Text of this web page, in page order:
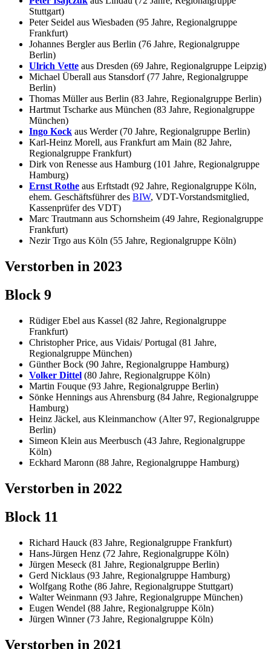
Stuttgart)
Peter Seidel aus Wiesbaden (95 Jahre, Regionalgruppe
Frankfurt)
Johannes Bergler aus Berlin (76 Jahre, Regionalgruppe
Berlin)
Ulrich Vette aus Dresden (69 Jahre, Regionalgruppe Leipzig)
Michael Überall aus Stansdorf (77 Jahre, Regionalgruppe
Berlin)
Thomas Müller aus Berlin (83 Jahre, Regionalgruppe Berlin)
Hartmut Tscharke aus München (83 Jahre, Regionalgruppe
München)
Ingo Kock aus Werder (70 Jahre, Regionalgruppe Berlin)
Karl-Heinz Morell, aus Frankfurt am Main (82 Jahre,
Regionalgruppe Frankfurt)
Dirk von Renesse aus Hamburg (101 Jahre, Regionalgruppe
Hamburg)
Ernst Rothe aus Erftstadt (92 Jahre, Regionalgruppe Köln,
ehem. Geschäftsführer des BIW, VDT-Vorstandsmitglied,
Kassenprüfer des VDT)
Marc Trautmann aus Schornsheim (49 Jahre, Regionalgruppe
Frankfurt)
Nezir Trgo aus Köln (55 Jahre, Regionalgruppe Köln)
Verstorben in 2023
Block 9
Rüdiger Ebel aus Kassel (82 Jahre, Regionalgruppe
Frankfurt)
Christopher Price, aus Vidais/ Portugal (81 Jahre,
Regionalgruppe München)
Günther Bock (90 Jahre, Regionalgruppe Hamburg)
Volker Dittel (80 Jahre, Regionalgruppe Köln)
Martin Fouque (93 Jahre, Regionalgruppe Berlin)
Sönke Hennings aus Ahrensburg (84 Jahre, Regionalgruppe
Hamburg)
Heinz Jäckel, aus Kleinmanchow (Alter 97, Regionalgruppe
Berlin)
Simeon Klein aus Meerbusch (43 Jahre, Regionalgruppe
Köln)
Eckhard Maronn (88 Jahre, Regionalgruppe Hamburg)
Verstorben in 2022
Block 11
Richard Hauck (83 Jahre, Regionalgruppe Frankfurt)
Hans-Jürgen Henz (72 Jahre, Regionalgruppe Köln)
Jürgen Meseck (81 Jahre, Regionalgruppe Berlin)
Gerd Nicklaus (93 Jahre, Regionalgruppe Hamburg)
Wolfgang Rothe (86 Jahre, Regionalgruppe Stuttgart)
Walter Weinmann (93 Jahre, Regionalgruppe München)
Eugen Wendel (88 Jahre, Regionalgruppe Köln)
Jürgen Winner (73 Jahre, Regionalgruppe Köln)
Verstorben in 2021